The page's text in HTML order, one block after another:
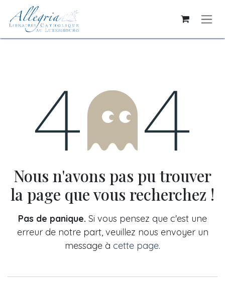
Se rendre au contenu
Erreur 404
Nous n'avons pas pu trouver
la page que vous recherchez !
Pas de panique. Si vous pensez que c'est une
erreur de notre part, veuillez nous envoyer un
message à cette page.